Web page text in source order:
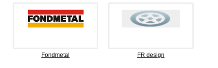
Fondmetal FR design